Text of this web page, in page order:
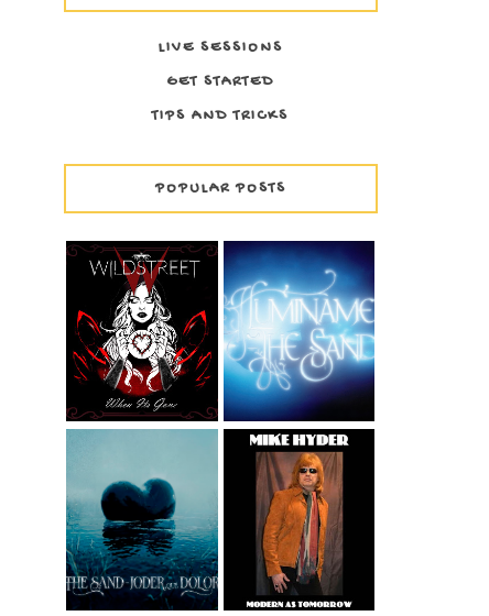
LIVE SESSIONS
GET STARTED
TIPS AND TRICKS
POPULAR POSTS
WILDSTREET -
WHEN IT'S GONE
THE SAND -
ILUMÍNAME
THE SAND -
JODER QUÉ
DOLOR
MIKE HYDER -
GOOD FEELING
FROM THE ALBUM
MODERN AS
TOMORROW
WIDESCREEN
VERSION